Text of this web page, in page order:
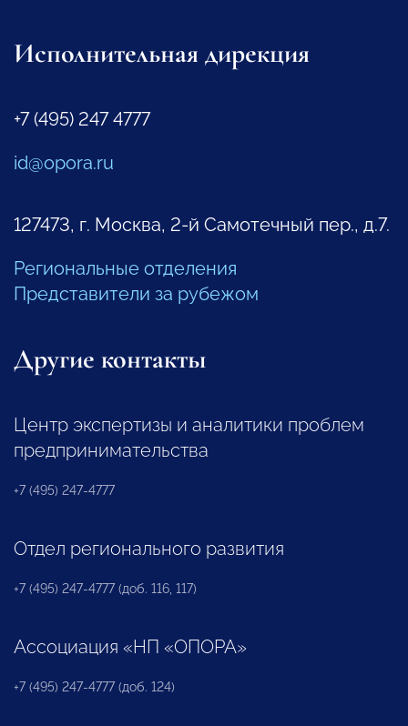
Исполнительная дирекция
+7 (495) 247 4777
id@opora.ru
127473, г. Москва, 2-й Самотечный пер., д.7.
Региональные отделения
Представители за рубежом
Другие контакты
Центр экспертизы и аналитики проблем
предпринимательства
+7 (495) 247-4777
Отдел регионального развития
+7 (495) 247-4777 (доб. 116, 117)
Ассоциация «НП «ОПОРА»
+7 (495) 247-4777 (доб. 124)